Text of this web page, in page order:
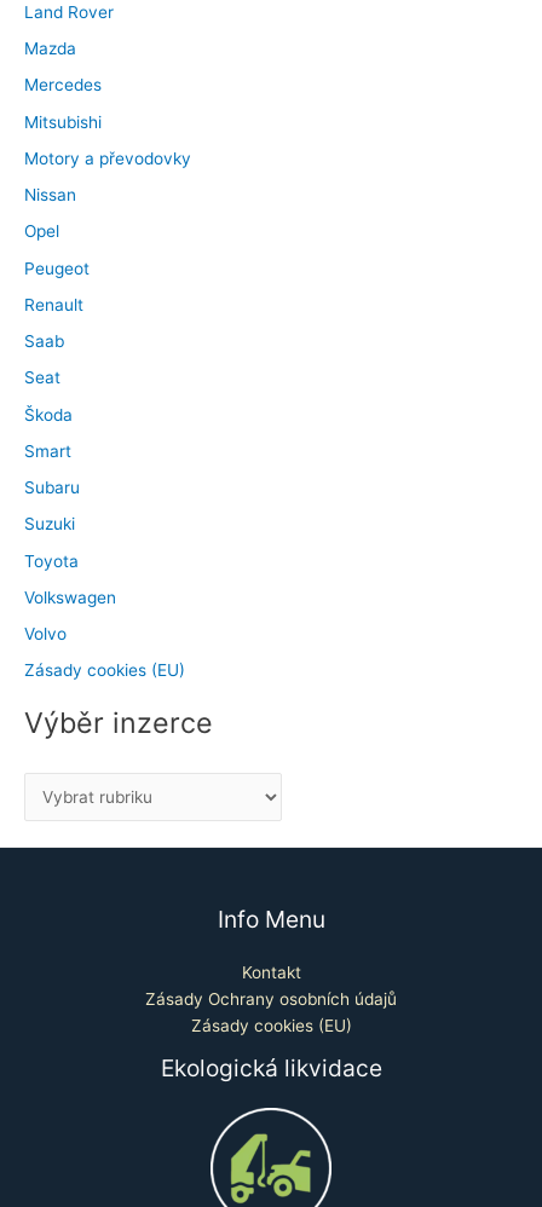
Land Rover
Mazda
Mercedes
Mitsubishi
Motory a převodovky
Nissan
Opel
Peugeot
Renault
Saab
Seat
Škoda
Smart
Subaru
Suzuki
Toyota
Volkswagen
Volvo
Zásady cookies (EU)
Výběr inzerce
Info Menu
Kontakt
Zásady Ochrany osobních údajů
Zásady cookies (EU)
Ekologická likvidace